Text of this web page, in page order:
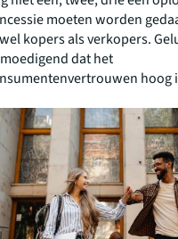
moeten worden
kopers als verkopers.
dat het
hoog